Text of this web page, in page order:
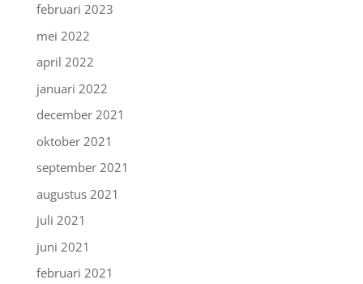
februari 2023
mei 2022
april 2022
januari 2022
december 2021
oktober 2021
september 2021
augustus 2021
juli 2021
juni 2021
februari 2021